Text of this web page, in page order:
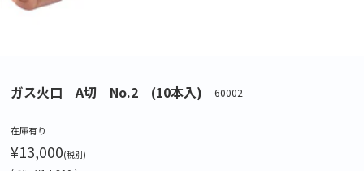
ガス火口 A切 No.2 (10本入) 60002
在庫有り
¥13,000(税別)